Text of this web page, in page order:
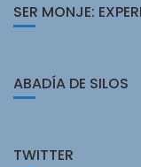
SER MONJE:
ABADÍA DE SILOS
TWITTER